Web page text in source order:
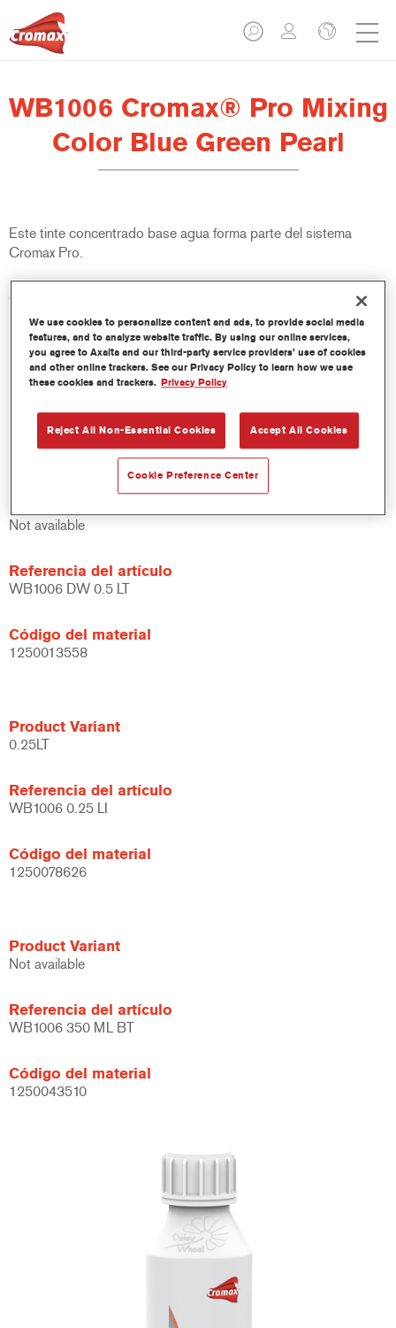
WB1006 Cromax® Pro Mixing
Color Blue Green Pearl
Este tinte concentrado base agua forma parte del sistema
Cromax Pro.
Características del producto
Excelente cubrición con una excepcional igualación del color.
Aplicación rápida y rentable - mayor rendimiento y
productividad.
Forma parte de un completo sistema especializado de tintes
Amplias posibilidades de aplicación.
Versátil - se puede usar en diferentes condiciones climáticas
y utilizando distintas técnicas de aplicación.
Not available
Referencia del artículo
WB1006 DW 0.5 LT
Código del material
1250013558
Product Variant
0.25LT
Referencia del artículo
WB1006 0.25 LI
Código del material
1250078626
Product Variant
Not available
Referencia del artículo
WB1006 350 ML BT
Código del material
1250043510
We use cookies to personalize content and ads, to provide social media
features, and to analyze website traffic. By using our online services,
you agree to Axalta and our third-party service providers’ use of cookies
and other online trackers. See our Privacy Policy to learn how we use
these cookies and trackers. Privacy Policy
Reject All Non-Essential Cookies Accept All Cookies
Cookie Preference Center